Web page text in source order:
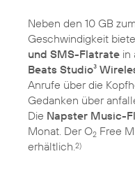
Neben den 10 GB
Geschwindigkeit
und SMS-Flatrate in
Beats Studio³
Anrufe über die
Gedanken über
Die Napster Music-
Monat. Der O2 Free
erhältlich. 2)